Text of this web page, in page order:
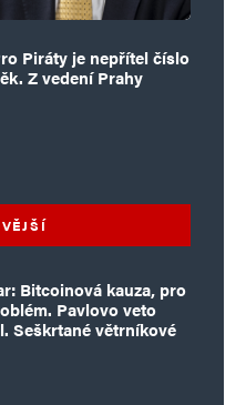
Piráty je nepřítel číslo
Z vedení Prahy
Bitcoinová kauza, pro
Pavlovo veto
Seškrtané větrníkové